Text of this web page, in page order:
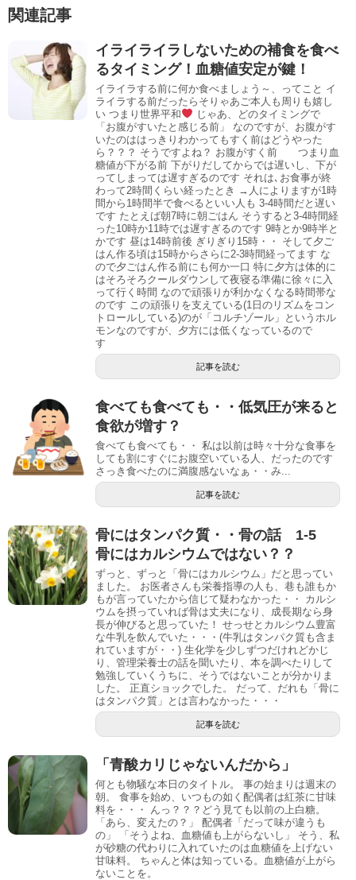
関連記事
イライライラしないための補食を食べ
るタイミング！血糖値安定が鍵！
イライラする前に何か食べましょう～、ってこと イ
ライラする前だったらそりゃあご本人も周りも嬉し
い つまり世界平和
じゃあ、どのタイミングで
「お腹がすいたと感じる前」 なのですが、お腹がす
いたのははっきりわかってもすく前はどうやった
ら？？？ そうですよね？ お腹がすく前 つまり血
糖値が下がる前 下がりだしてからでは遅いし、下が
ってしまっては遅すぎるのです それは､お食事が終
わって2時間くらい経ったとき →人によりますが1時
間から1時間半で食べるといい人も 3-4時間だと遅い
です たとえば朝7時に朝ごはん そうすると3-4時間経
った10時か11時では遅すぎるのです 9時とか9時半と
かです 昼は14時前後 ぎりぎり15時・・ そして夕ご
はん作る頃は15時からさらに2-3時間経ってます な
ので夕ごはん作る前にも何か一口 特に夕方は体的に
はそろそろクールダウンして夜寝る準備に徐々に入
って行く時間 なので頑張りが利かなくなる時間帯な
のです この頑張りを支えている(1日のリズムをコン
トロールしている)のが「コルチゾール」というホル
モンなのですが、夕方には低くなっているので
す
記事を読む
食べても食べても・・低気圧が来ると
食欲が増す？
食べても食べても・・ 私は以前は時々十分な食事を
しても割にすぐにお腹空いている人、だったのです
さっき食べたのに満腹感ないなぁ・・み...
記事を読む
骨にはタンパク質・・骨の話 1-5
骨にはカルシウムではない？？
ずっと、ずっと「骨にはカルシウム」だと思ってい
ました。 お医者さんも栄養指導の人も、巷も誰もか
もが言っていたから信じて疑わなかった・・ カルシ
ウムを摂っていれば骨は丈夫になり、成長期なら身
長が伸びると思っていた！ せっせとカルシウム豊富
な牛乳を飲んでいた・・・(牛乳はタンパク質も含ま
れていますが・・) 生化学を少しずつだけれどかじ
り、管理栄養士の話を聞いたり、本を調べたりして
勉強していくうちに、そうではないことが分かりま
した。 正直ショックでした。 だって、だれも「骨に
はタンパク質」とは言わなかった・・・
記事を読む
「青酸カリじゃないんだから」
何とも物騒な本日のタイトル。 事の始まりは週末の
朝。 食事を始め、いつもの如く配偶者は紅茶に甘味
料を・・・ んっ？？？どう見ても以前の上白糖。
「あら、変えたの？」 配偶者「だって味が違うも
の」 「そうよね、血糖値も上がらないし」 そう、私
が砂糖の代わりに入れていたのは血糖値を上げない
甘味料。 ちゃんと体は知っている。血糖値が上がら
ないことを。